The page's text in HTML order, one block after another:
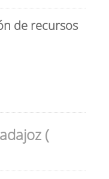
de recursos
(